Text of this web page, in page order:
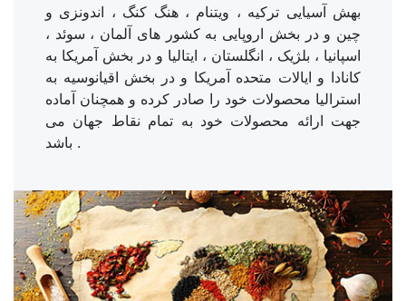
بهش آسیایی ترکیه ، ویتنام ، هنگ کنگ ، اندونزی و
چین و در بخش اروپایی به کشور های آلمان ، سوئد ،
اسپانیا ، بلژیک ، انگلستان ، ایتالیا و در بخش آمریکا به
کانادا و ایالات متحده آمریکا و در بخش اقیانوسیه به
استرالیا محصولات خود را صادر کرده و همچنان آماده
جهت ارائه محصولات خود به تمام نقاط جهان می
باشد .